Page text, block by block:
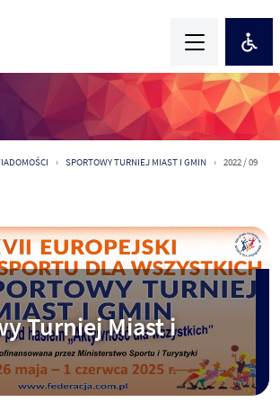
SPORTOWY TURNIEJ MIAST I GMIN 2022 / 09
Turniej Miast i